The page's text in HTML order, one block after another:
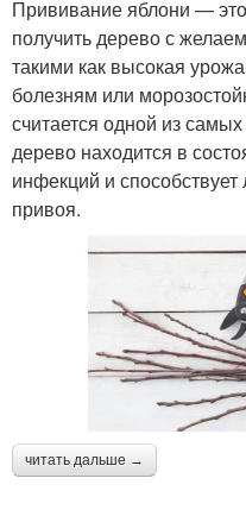
Прививание яблони —
получить дерево с
такими как высокая
болезням или
считается одной из
дерево находится в
инфекций и
привоя.
читать дальше →